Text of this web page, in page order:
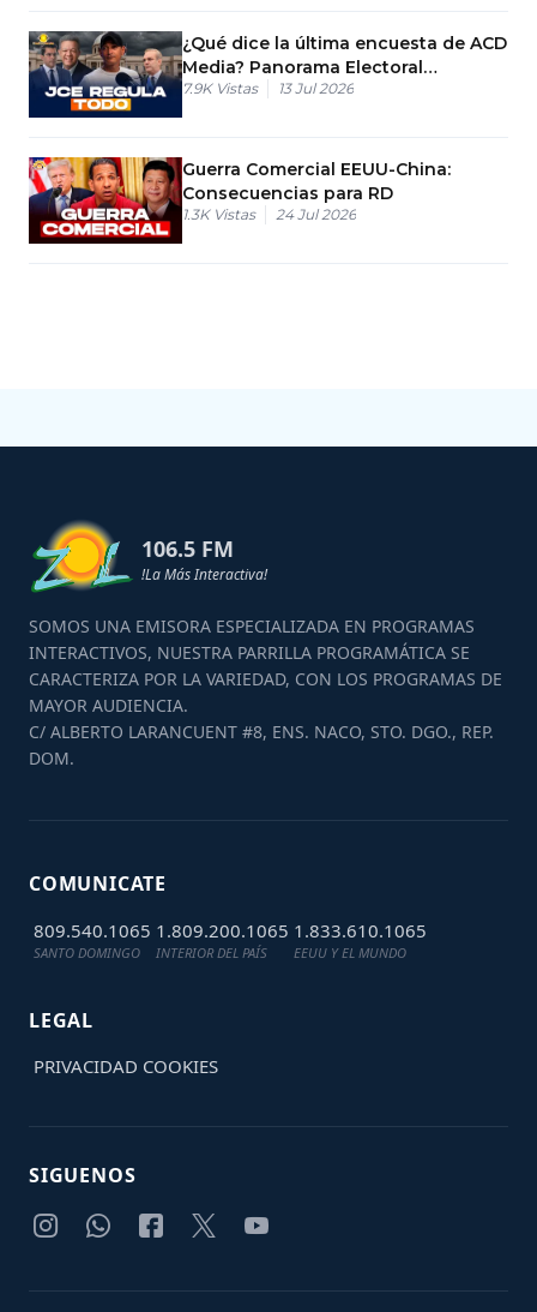
¿Qué dice la última encuesta de ACD
Media? Panorama Electoral
Dominicana
7.9K Vistas 13 Jul 2026
Guerra Comercial EEUU-China:
Consecuencias para RD
1.3K Vistas 24 Jul 2026
106.5 FM
!La Más Interactiva!
SOMOS UNA EMISORA ESPECIALIZADA EN PROGRAMAS
INTERACTIVOS, NUESTRA PARRILLA PROGRAMÁTICA SE
CARACTERIZA POR LA VARIEDAD, CON LOS PROGRAMAS DE
MAYOR AUDIENCIA.
C/ ALBERTO LARANCUENT #8, ENS. NACO, STO. DGO., REP.
DOM.
COMUNICATE
809.540.1065
SANTO DOMINGO
1.809.200.1065
INTERIOR DEL PAÍS
1.833.610.1065
EEUU Y EL MUNDO
LEGAL
PRIVACIDAD COOKIES
SIGUENOS